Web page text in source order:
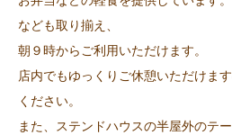
なども取り揃え、
朝９時からご利用いただけます。
店内でもゆっくりご休憩いただけま
ください。
また、ステンドハウスの半屋外のテ